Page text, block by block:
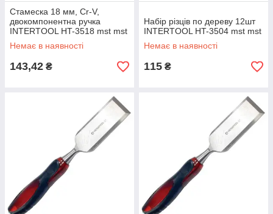
Стамеска 18 мм, Cr-V,
двокомпонентна ручка
INTERTOOL HT-3518 mst mst
Немає в наявності
143,42 ₴
Набір різців по дереву 12шт
INTERTOOL HT-3504 mst mst
Немає в наявності
115 ₴